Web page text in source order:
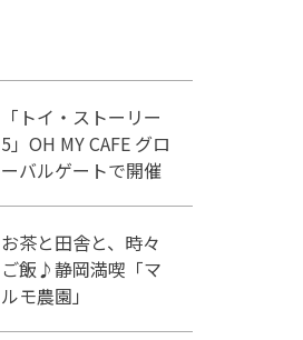
「トイ・ストーリー
5」OH MY CAFE グロ
ーバルゲートで開催
お茶と田舎と、時々
ご飯♪静岡満喫「マ
ルモ農園」